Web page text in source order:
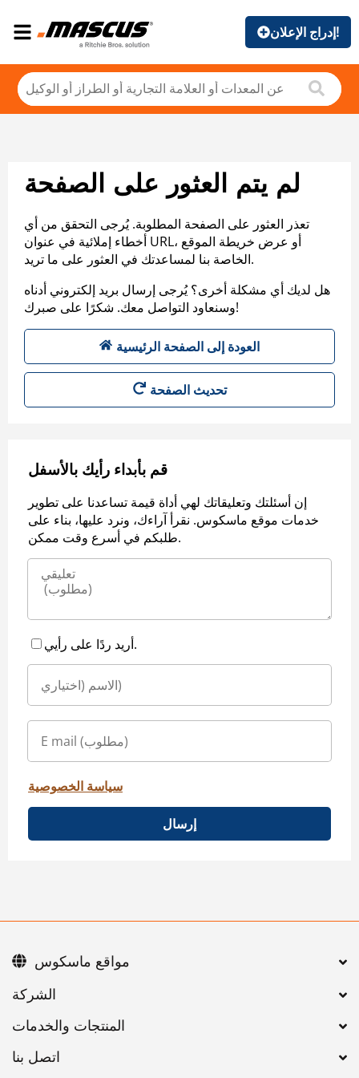
إدراج الإعلان!
لم يتم العثور على الصفحة
تعذر العثور على الصفحة المطلوبة. يُرجى التحقق من أي
أخطاء إملائية في عنوان URL، أو عرض خريطة الموقع
الخاصة بنا لمساعدتك في العثور على ما تريد.
هل لديك أي مشكلة أخرى؟ يُرجى إرسال بريد إلكتروني أدناه
وسنعاود التواصل معك. شكرًا على صبرك!
العودة إلى الصفحة الرئيسية
تحديث الصفحة
قم بأبداء رأيك بالأسفل
إن أسئلتك وتعليقاتك لهي أداة قيمة تساعدنا على تطوير
خدمات موقع ماسكوس. نقرأ آراءك، ونرد عليها، بناء على
طلبكم في أسرع وقت ممكن.
أريد ردًا على رأيي.
سياسة الخصوصية
إرسال
اتصل بنا
مواقع ماسكوس